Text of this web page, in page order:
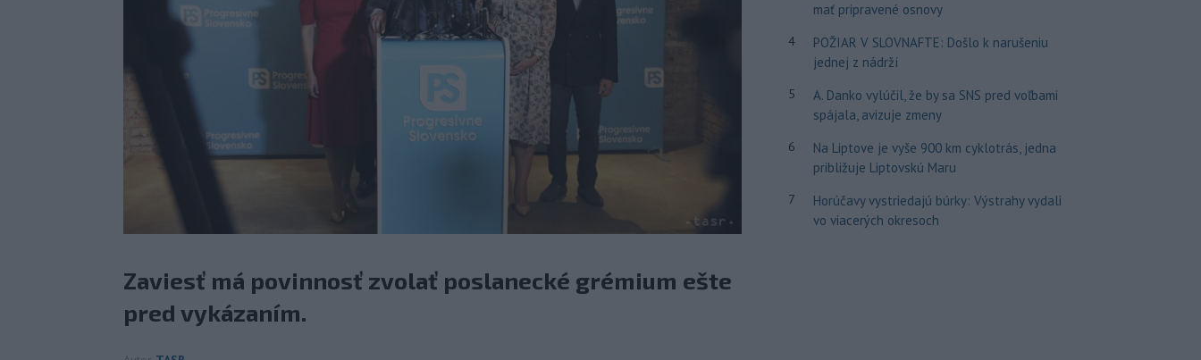
Zaviesť má povinnosť zvolať poslanecké grémium ešte
pred vykázaním.
mať pripravené osnovy
4
POŽIAR V SLOVNAFTE: Došlo k narušeniu
jednej z nádrží
5
A. Danko vylúčil, že by sa SNS pred voľbami
spájala, avizuje zmeny
6
Na Liptove je vyše 900 km cyklotrás, jedna
približuje Liptovskú Maru
7
Horúčavy vystriedajú búrky: Výstrahy vydali
vo viacerých okresoch